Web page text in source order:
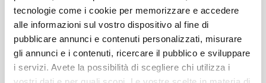
tecnologie come i cookie per memorizzare e accedere
alle informazioni sul vostro dispositivo al fine di
pubblicare annunci e contenuti personalizzati, misurare
gli annunci e i contenuti, ricercare il pubblico e sviluppare
i servizi. Avete la possibilità di scegliere chi utilizza i
TRIMITE